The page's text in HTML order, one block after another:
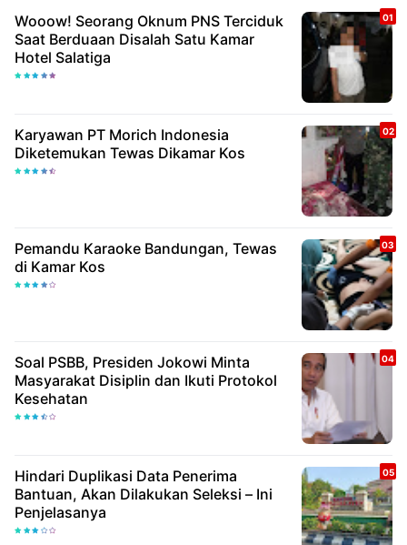
Wooow! Seorang Oknum PNS Terciduk
Saat Berduaan Disalah Satu Kamar
Hotel Salatiga
Karyawan PT Morich Indonesia
Diketemukan Tewas Dikamar Kos
Pemandu Karaoke Bandungan, Tewas
di Kamar Kos
Soal PSBB, Presiden Jokowi Minta
Masyarakat Disiplin dan Ikuti Protokol
Kesehatan
Hindari Duplikasi Data Penerima
Bantuan, Akan Dilakukan Seleksi – Ini
Penjelasanya